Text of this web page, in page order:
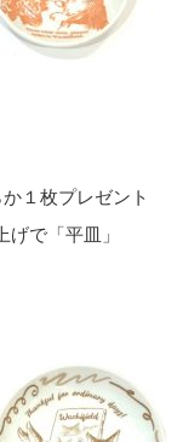
か１枚プレゼント
で「平皿」